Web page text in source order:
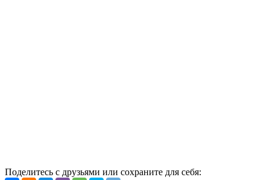
Поделитесь с друзьями или сохраните для себя: